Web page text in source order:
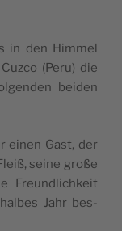
in den Him­mel
(Peru) die
bei­den
einen Gast, der
seine große
Freund­li­ch­keit
Jahr bes­